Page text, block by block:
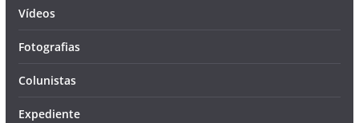
Vídeos
Fotografias
Colunistas
Expediente